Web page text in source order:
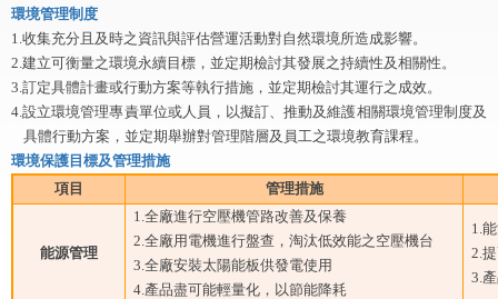
環境管理制度
1.收集充分且及時之資訊與評估營運活動對自然環境所造成影響。
2.建立可衡量之環境永續目標，並定期檢討其發展之持續性及相關性。
3.訂定具體計畫或行動方案等執行措施，並定期檢討其運行之成效。
4.設立環境管理專責單位或人員，以擬訂、推動及維護相關環境管理制度及
具體行動方案，並定期舉辦對管理階層及員工之環境教育課程。
環境保護目標及管理措施
項目
管理措施
能源管理
1.全廠進行空壓機管路改善及保養
2.全廠用電機進行盤查，淘汰低效能之空壓機台
3.全廠安裝太陽能板供發電使用
4.產品盡可能輕量化，以節能降耗
1.
2.
3.